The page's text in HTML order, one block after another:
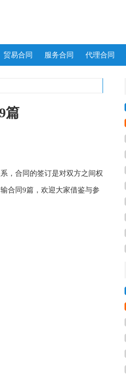
贸易合同 服务合同 代理合同
篇
，合同的签订是对双方之间权
合同9篇，欢迎大家借鉴与参